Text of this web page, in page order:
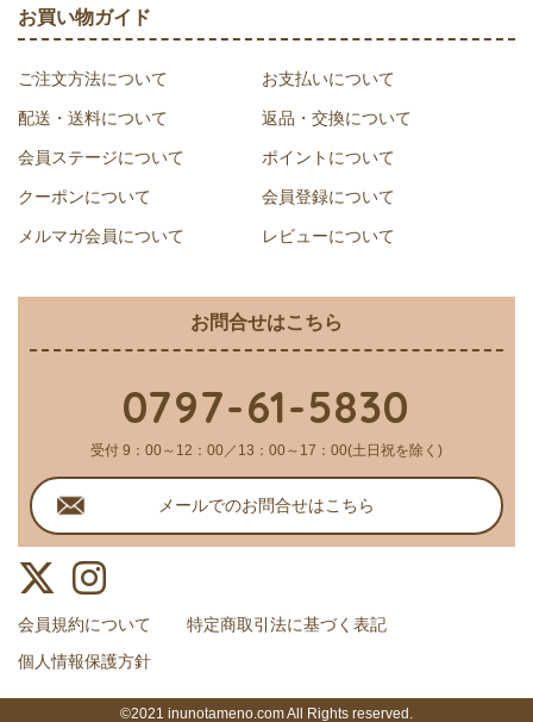
お買い物ガイド
ご注文方法について お支払いについて
配送・送料について 返品・交換について
会員ステージについて ポイントについて
クーポンについて 会員登録について
メルマガ会員について レビューについて
お問合せはこちら
0797-61-5830
受付 9：00～12：00／13：00～17：00(土日祝を除く)
メールでのお問合せはこちら
会員規約について
特定商取引法に基づく表記
個人情報保護方針
©2021 inunotameno.com All Rights reserved.